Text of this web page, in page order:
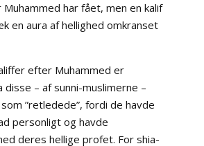
har fået, men en kalif
en aura af hellighed omkranset
efter Muhammed er
– af sunni-muslimerne –
”retledede”, fordi de havde
personligt og havde
deres hellige profet. For shia-